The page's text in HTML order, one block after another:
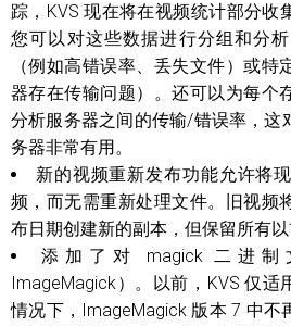
踪，KVS 现在将在视频统计部分收
您可以对这些数据进行分组和分
（例如高错误率、丢失文件）或特
器存在传输问题）。还可以为每个
分析服务器之间的传输/错误率，这
务器非常有用。
新的视频重新发布功能允许将
频，而无需重新处理文件。旧视频
布日期创建新的副本，但保留所有以
添加了对 magick 二进
ImageMagick）。以前，KVS 仅适
情况下，ImageMagick 版本 7 中不